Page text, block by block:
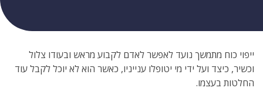
ייפוי כוח מתמשך נועד לאפשר לאדם לקבוע מראש ובעודו צלול
וכשיר, כיצד ועל ידי מי יטופלו ענייניו, כאשר הוא לא יוכל לקבל עוד
החלטות בעצמו.